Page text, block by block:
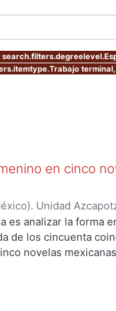
en cinco
Unidad
Franco, Berenice
es analizar la forma
de los cincuenta
novelas